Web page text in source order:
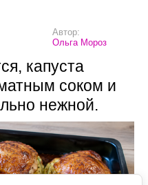
Автор:
Ольга Мороз
капуста
соком и
нежной.